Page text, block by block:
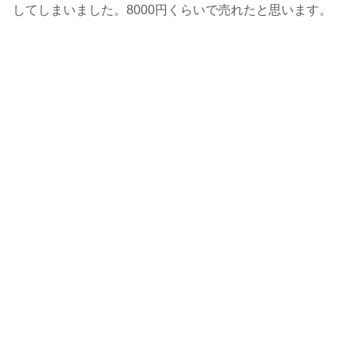
してしまいました。8000円くらいで売れたと思います。